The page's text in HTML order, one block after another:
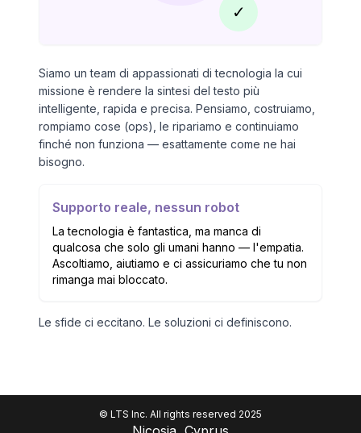
✓
Siamo un team di appassionati di tecnologia la cui
missione è rendere la sintesi del testo più
intelligente, rapida e precisa. Pensiamo, costruiamo,
rompiamo cose (ops), le ripariamo e continuiamo
finché non funziona — esattamente come ne hai
bisogno.
Supporto reale, nessun robot
La tecnologia è fantastica, ma manca di
qualcosa che solo gli umani hanno — l'empatia.
Ascoltiamo, aiutiamo e ci assicuriamo che tu non
rimanga mai bloccato.
Le sfide ci eccitano. Le soluzioni ci definiscono.
© LTS Inc. All rights reserved 2025